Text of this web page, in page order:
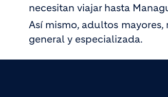
necesitan viajar hasta
Así mismo, adultos
general y especializada.